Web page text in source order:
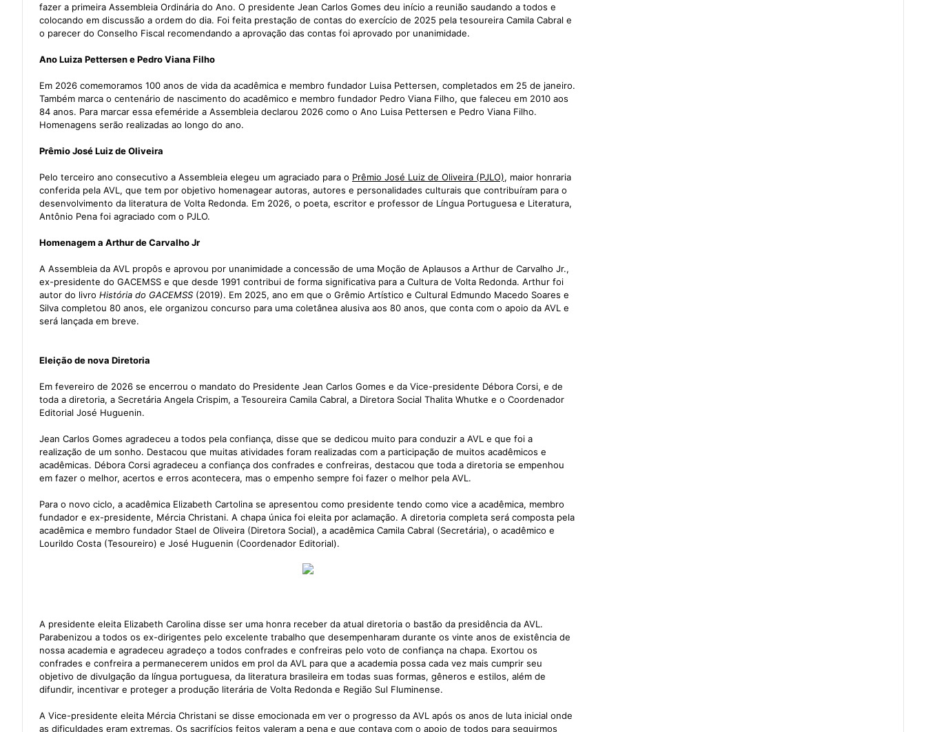
fazer a primeira Assembleia Ordinária do Ano. O presidente Jean Carlos Gomes deu início a reunião saudando a todos e
colocando em discussão a ordem do dia. Foi feita prestação de contas do exercício de 2025 pela tesoureira Camila Cabral e
o parecer do Conselho Fiscal recomendando a aprovação das contas foi aprovado por unanimidade.
Ano Luiza Pettersen e Pedro Viana Filho
Em 2026 comemoramos 100 anos de vida da acadêmica e membro fundador Luisa Pettersen, completados em 25 de janeiro.
Também marca o centenário de nascimento do acadêmico e membro fundador Pedro Viana Filho, que faleceu em 2010 aos
84 anos. Para marcar essa efeméride a Assembleia declarou 2026 como o Ano Luisa Pettersen e Pedro Viana Filho.
Homenagens serão realizadas ao longo do ano.
Prêmio José Luiz de Oliveira
Pelo terceiro ano consecutivo a Assembleia elegeu um agraciado para o Prêmio José Luiz de Oliveira (PJLO), maior honraria
conferida pela AVL, que tem por objetivo homenagear autoras, autores e personalidades culturais que contribuíram para o
desenvolvimento da literatura de Volta Redonda. Em 2026, o poeta, escritor e professor de Língua Portuguesa e Literatura,
Antônio Pena foi agraciado com o PJLO.
Homenagem a Arthur de Carvalho Jr
A Assembleia da AVL propôs e aprovou por unanimidade a concessão de uma Moção de Aplausos a Arthur de Carvalho Jr.,
ex-presidente do GACEMSS e que desde 1991 contribui de forma significativa para a Cultura de Volta Redonda. Arthur foi
autor do livro História do GACEMSS (2019). Em 2025, ano em que o Grêmio Artístico e Cultural Edmundo Macedo Soares e
Silva completou 80 anos, ele organizou concurso para uma coletânea alusiva aos 80 anos, que conta com o apoio da AVL e
será lançada em breve.
Eleição de nova Diretoria
Em fevereiro de 2026 se encerrou o mandato do Presidente Jean Carlos Gomes e da Vice-presidente Débora Corsi, e de
toda a diretoria, a Secretária Angela Crispim, a Tesoureira Camila Cabral, a Diretora Social Thalita Whutke e o Coordenador
Editorial José Huguenin.
Jean Carlos Gomes agradeceu a todos pela confiança, disse que se dedicou muito para conduzir a AVL e que foi a
realização de um sonho. Destacou que muitas atividades foram realizadas com a participação de muitos acadêmicos e
acadêmicas. Débora Corsi agradeceu a confiança dos confrades e confreiras, destacou que toda a diretoria se empenhou
em fazer o melhor, acertos e erros acontecera, mas o empenho sempre foi fazer o melhor pela AVL.
Para o novo ciclo, a acadêmica Elizabeth Cartolina se apresentou como presidente tendo como vice a acadêmica, membro
fundador e ex-presidente, Mércia Christani. A chapa única foi eleita por aclamação. A diretoria completa será composta pela
acadêmica e membro fundador Stael de Oliveira (Diretora Social), a acadêmica Camila Cabral (Secretária), o acadêmico e
Lourildo Costa (Tesoureiro) e José Huguenin (Coordenador Editorial).
A presidente eleita Elizabeth Carolina disse ser uma honra receber da atual diretoria o bastão da presidência da AVL.
Parabenizou a todos os ex-dirigentes pelo excelente trabalho que desempenharam durante os vinte anos de existência de
nossa academia e agradeceu agradeço a todos confrades e confreiras pelo voto de confiança na chapa. Exortou os
confrades e confreira a permanecerem unidos em prol da AVL para que a academia possa cada vez mais cumprir seu
objetivo de divulgação da língua portuguesa, da literatura brasileira em todas suas formas, gêneros e estilos, além de
difundir, incentivar e proteger a produção literária de Volta Redonda e Região Sul Fluminense.
A Vice-presidente eleita Mércia Christani se disse emocionada em ver o progresso da AVL após os anos de luta inicial onde
as dificuldades eram extremas. Os sacrifícios feitos valeram a pena e que contava com o apoio de todos para seguirmos